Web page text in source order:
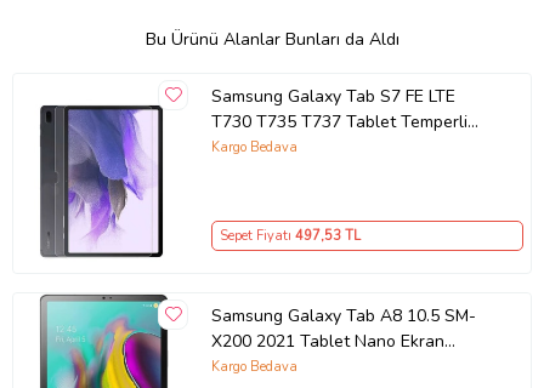
Bu Ürünü Alanlar Bunları da Aldı
Samsung Galaxy Tab S7 FE LTE
T730 T735 T737 Tablet Temperli
Cam Ekran Koruyucu (Renksiz)
Kargo Bedava
Sepet Fiyatı 497,53 TL
Samsung Galaxy Tab A8 10.5 SM-
X200 2021 Tablet Nano Ekran
Koruyucu (Renksiz)
Kargo Bedava